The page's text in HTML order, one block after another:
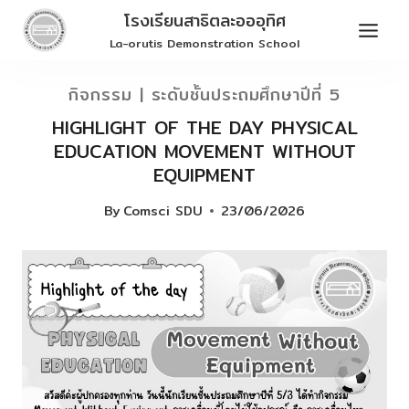
Skip
โรงเรียนสาธิตละอออุทิศ
La-orutis Demonstration School
กิจกรรม | ระดับชั้นประถมศึกษาปีที่ 5
HIGHLIGHT OF THE DAY PHYSICAL
EDUCATION MOVEMENT WITHOUT
EQUIPMENT
ByComsci SDU 23/06/2026